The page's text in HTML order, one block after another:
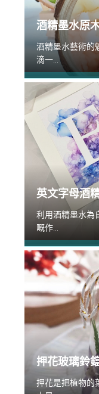
酒精墨水原
酒精墨水藝術的
滴一...
英文字母酒
利用酒精墨水為
嘅作...
押花玻璃鈴
押花是把植物的